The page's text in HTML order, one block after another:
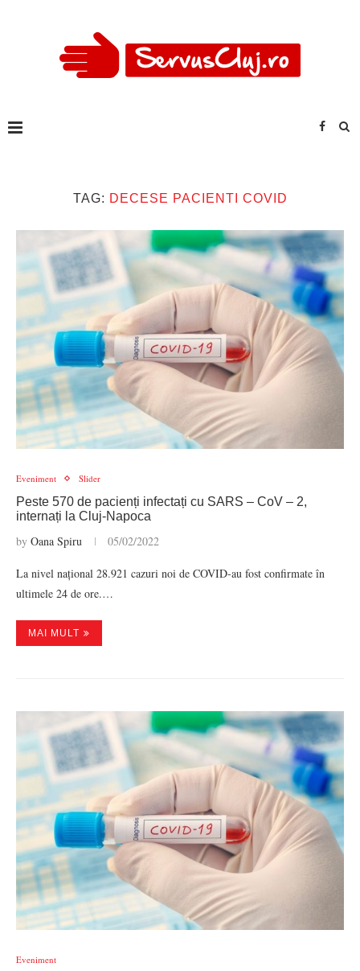
TAG: DECESE PACIENTI COVID
Eveniment Slider
Peste 570 de pacienți infectați cu SARS – CoV – 2,
internați la Cluj-Napoca
by Oana Spiru 05/02/2022
La nivel național 28.921 cazuri noi de COVID-au fost confirmate în
ultimele 24 de ore.…
MAI MULT
Eveniment